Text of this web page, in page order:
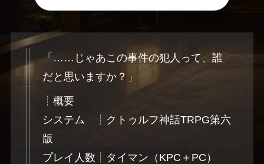
「……じゃあこの事件の犯人って、誰
だと思いますか？」
┊概要
システム ┊クトゥルフ神話TRPG第六
版
プレイ人数┊タイマン（KPC＋PC）